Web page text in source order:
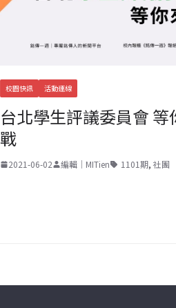
校園快訊 活動連線
台北學生評議委員會 等
戰
2021-06-02 編輯｜MITien 1101期, 社團